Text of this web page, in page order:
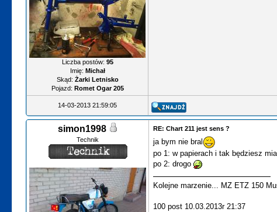
Liczba postów: 95
Imię: Michał
Skąd: Żarki Letnisko
Pojazd: Romet Ogar 205
14-03-2013 21:59:05
simon1998
Technik
RE: Chart 211 jest sens ?
ja bym nie bral
po 1: w papierach i tak będziesz
po 2: drogo
Kolejne marzenie... MZ ETZ 150
100 post 10.03.2013r 21:37